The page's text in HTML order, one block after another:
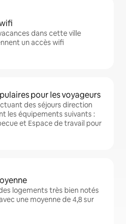
dans cette ville
un accès wifi
pour les voyageurs
des séjours direction
les équipements suivants :
et Espace de travail pour
logements très bien notés
une moyenne de 4,8 sur